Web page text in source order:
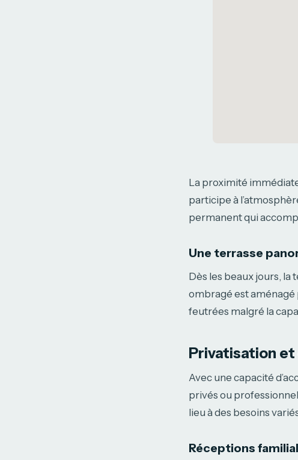
La proximité
participe à
permanent qui
Une terrasse
Dès les beaux jours,
ombragé est
feutrées malgré la
Privatisation
Avec une capacité
privés ou
lieu à des besoins
Réceptions